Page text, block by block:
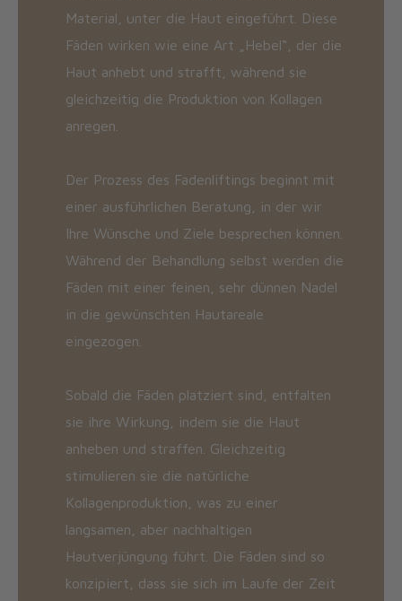
Material, unter die Haut eingeführt. Diese
Fäden wirken wie eine Art „Hebel“, der die
Haut anhebt und strafft, während sie
gleichzeitig die Produktion von Kollagen
anregen.
Der Prozess des Fadenliftings beginnt mit
einer ausführlichen Beratung, in der wir
Ihre Wünsche und Ziele besprechen können.
Während der Behandlung selbst werden die
Fäden mit einer feinen, sehr dünnen Nadel
in die gewünschten Hautareale
eingezogen.
Sobald die Fäden platziert sind, entfalten
sie ihre Wirkung, indem sie die Haut
anheben und straffen. Gleichzeitig
stimulieren sie die natürliche
Kollagenproduktion, was zu einer
langsamen, aber nachhaltigen
Hautverjüngung führt. Die Fäden sind so
konzipiert, dass sie sich im Laufe der Zeit